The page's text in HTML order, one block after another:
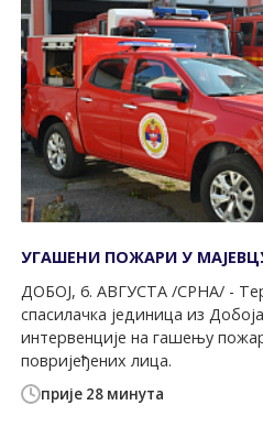
прије 28 минута
УГАШЕНИ ПОЖАРИ У
ДОБОЈ, 6. АВГУСТА /СРНА/ -
спасилачка јединица из
интервенције на гашењу
повријеђених лица.